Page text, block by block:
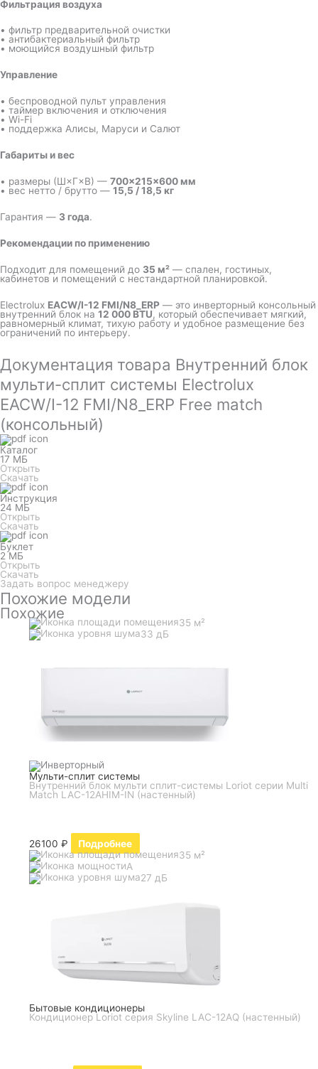
Фильтрация воздуха
• фильтр предварительной очистки
• антибактериальный фильтр
• моющийся воздушный фильтр
Управление
• беспроводной пульт управления
• таймер включения и отключения
• Wi-Fi
• поддержка Алисы, Маруси и Салют
Габариты и вес
• размеры (Ш×Г×В) — 700×215×600 мм
• вес нетто / брутто — 15,5 / 18,5 кг
Гарантия — 3 года.
Рекомендации по применению
Подходит для помещений до 35 м² — спален, гостиных,
кабинетов и помещений с нестандартной планировкой.
Electrolux EACW/I-12 FMI/N8_ERP — это инверторный консольный
внутренний блок на 12 000 BTU, который обеспечивает мягкий,
равномерный климат, тихую работу и удобное размещение без
ограничений по интерьеру.
Документация товара Внутренний блок
мульти-сплит системы Electrolux
EACW/I-12 FMI/N8_ERP Free match
(консольный)
Каталог
17 МБ
Открыть
Скачать
Инструкция
24 МБ
Открыть
Скачать
Буклет
2 МБ
Открыть
Скачать
Задать вопрос менеджеру
Похожие модели
Похожие
35 м²
33 дБ
Мульти-сплит системы
Внутренний блок мульти сплит-системы Loriot серии Multi
Match LAC-12AHIM-IN (настенный)
26100₽
Подробнее
35 м²
A
27 дБ
Бытовые кондиционеры
Кондиционер Loriot серия Skyline LAC-12AQ (настенный)